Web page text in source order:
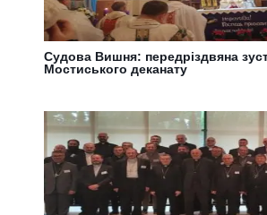
Судова Вишня: передріздвяна
Мостиського деканату